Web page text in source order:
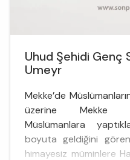
Uhud Şehidi Genç
Umeyr
Mekke’de
üzerine Mekke
Müslümanlara
boyuta geldiğini
himayesiz müminlere